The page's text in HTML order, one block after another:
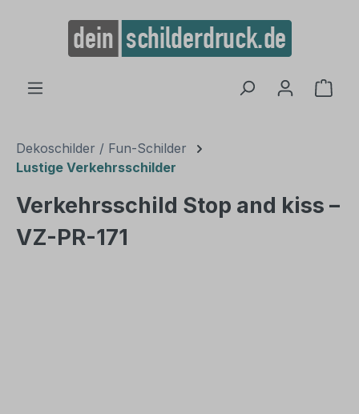
springen
Dekoschilder / Fun-Schilder
Lustige Verkehrsschilder
Verkehrsschild Stop and kiss –
VZ-PR-171